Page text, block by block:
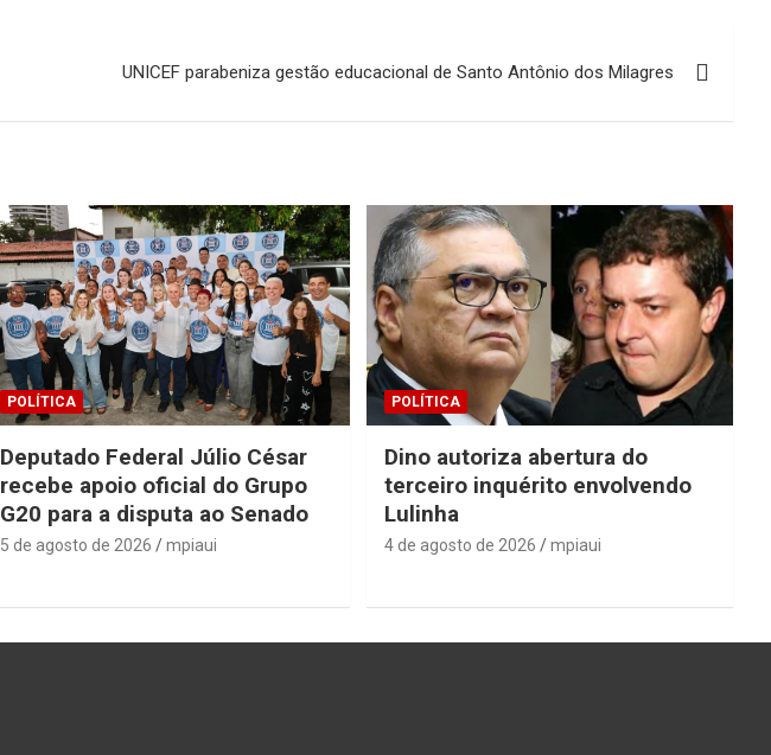
UNICEF parabeniza gestão educacional de Santo Antônio dos Milagres
POLÍTICA
Deputado Federal Júlio César
recebe apoio oficial do Grupo
G20 para a disputa ao Senado
5 de agosto de 2026 mpiaui
POLÍTICA
Dino autoriza abertura do
terceiro inquérito envolvendo
Lulinha
4 de agosto de 2026 mpiaui